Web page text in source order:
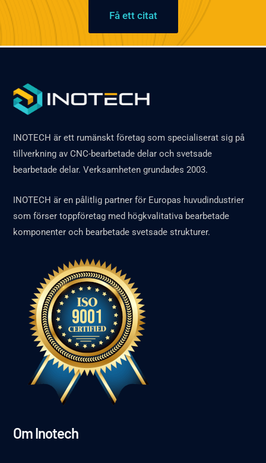
Få ett citat
INOTECH är ett rumänskt företag som specialiserat sig på
tillverkning av CNC-bearbetade delar och svetsade
bearbetade delar. Verksamheten grundades 2003.
INOTECH är en pålitlig partner för Europas huvudindustrier
som förser toppföretag med högkvalitativa bearbetade
komponenter och bearbetade svetsade strukturer.
Om Inotech